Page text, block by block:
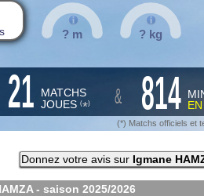
? m ? kg
21 MATCHS
JOUES (*) & 814
(*) Matchs officiels et
Donnez votre avis sur Igmane
- saison 2025/2026